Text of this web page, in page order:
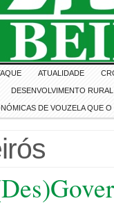
ATUALIDADE
DESENVOLVIMENTO RURAL
DE VOUZELA QUE